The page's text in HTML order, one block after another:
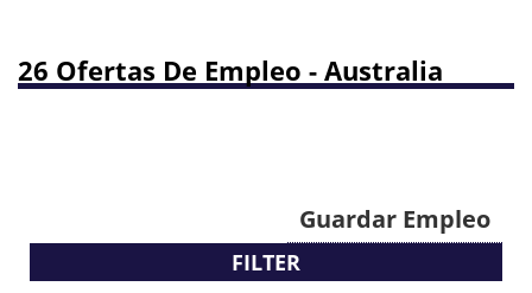
26 Ofertas De Empleo - Australia
Guardar Empleo
FILTER